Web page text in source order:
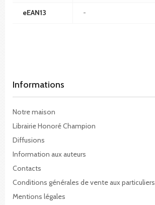
eEAN13 -
Informations
Notre maison
Librairie Honoré Champion
Diffusions
Information aux auteurs
Contacts
Conditions générales de vente aux particuliers
Mentions légales